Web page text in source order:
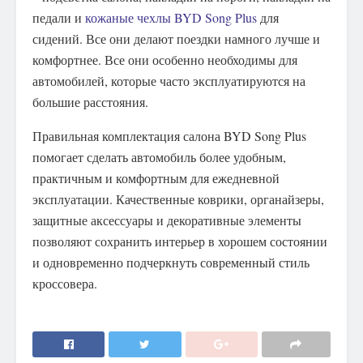
педали и кожаные чехлы BYD Song Plus для
сидений. Все они делают поездки намного лучше и
комфортнее. Все они особенно необходимы для
автомобилей, которые часто эксплуатируются на
большие расстояния.
Правильная комплектация салона BYD Song Plus
помогает сделать автомобиль более удобным,
практичным и комфортным для ежедневной
эксплуатации. Качественные коврики, органайзеры,
защитные аксессуары и декоративные элементы
позволяют сохранить интерьер в хорошем состоянии
и одновременно подчеркнуть современный стиль
кроссовера.